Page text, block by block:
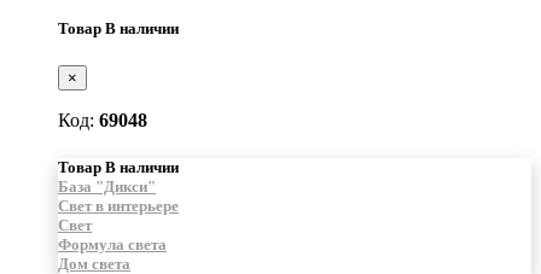
Товар В наличии
×
Код: 69048
Товар В наличии
База "Дикси"
Свет в интерьере
Свет
Формула света
Дом света